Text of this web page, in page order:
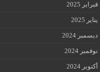
فبراير 2025
يناير 2025
ديسمبر 2024
نوفمبر 2024
أكتوبر 2024